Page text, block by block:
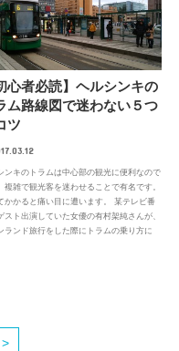
心者必読】ヘルシンキの
ム路線図で迷わない５つ
ツ
ンキのトラムは中心部の観光に便利なので
複雑で観光客を迷わせることで有名です。
かかると痛い目に遭います。 某テレビ番
スト出演していた女優の有村架純さんが、
ランド旅行をした際にトラムの乗り方に
>